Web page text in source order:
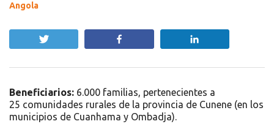
Angola
Beneficiarios: 6.000 familias, pertenecientes a
25 comunidades rurales de la provincia de Cunene (en los
municipios de Cuanhama y Ombadja).